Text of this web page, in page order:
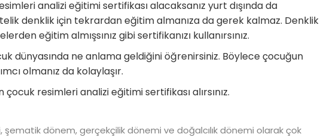
analizi eğitimi sertifikası alacaksanız yurt dışında da
denklik için tekrardan eğitim almanıza da gerek kalmaz. Denklik
eğitim almışsınız gibi sertifikanızı kullanırsınız.
dünyasında ne anlama geldiğini öğrenirsiniz. Böylece çocuğun
olmanız da kolaylaşır.
resimleri analizi eğitimi sertifikası alırsınız.
dönem, gerçekçilik dönemi ve doğalcılık dönemi olarak çok